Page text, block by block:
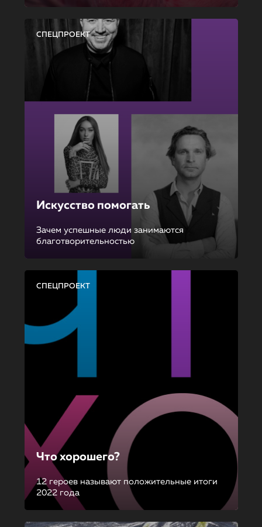
СПЕЦПРОЕКТ
Искусство помогать
Зачем успешные люди занимаются
благотворительностью
СПЕЦПРОЕКТ
Что хорошего?
12 героев называют положительные итоги
2022 года